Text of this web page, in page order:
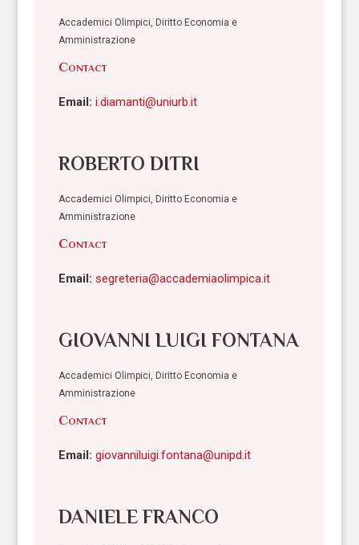
Accademici Olimpici, Diritto Economia e
Amministrazione
Contact
Email: i.diamanti@uniurb.it
ROBERTO DITRI
Accademici Olimpici, Diritto Economia e
Amministrazione
Contact
Email: segreteria@accademiaolimpica.it
GIOVANNI LUIGI FONTANA
Accademici Olimpici, Diritto Economia e
Amministrazione
Contact
Email: giovanniluigi.fontana@unipd.it
DANIELE FRANCO